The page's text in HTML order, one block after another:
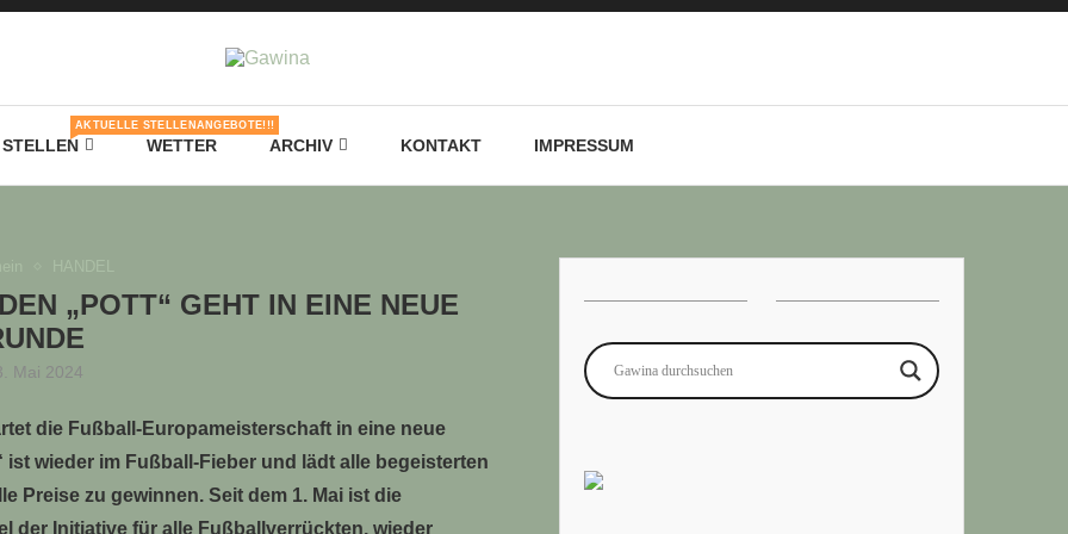
STELLEN
AKTUELLE STELLENANGEBOTE!!!
WETTER ARCHIV KONTAKT IMPRESSUM
„POTT“ GEHT IN EINE NEUE
Mai 2024
die Fußball-Europameisterschaft in eine neue
ist wieder im Fußball-Fieber und lädt alle begeisterten
Preise zu gewinnen. Seit dem 1. Mai ist die
der Initiative für alle Fußballverrückten, wieder